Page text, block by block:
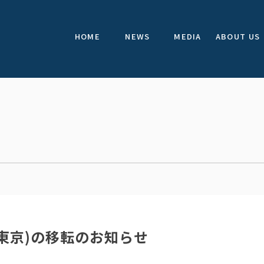
HOME NEWS MEDIA ABOUT US
京)の移転のお知らせ